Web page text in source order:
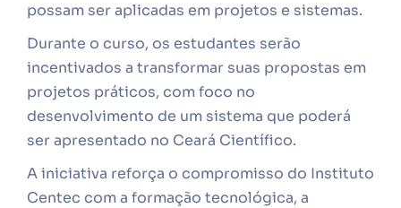
possam ser aplicadas em projetos e sistemas.
Durante o curso, os estudantes serão
incentivados a transformar suas propostas em
projetos práticos, com foco no
desenvolvimento de um sistema que poderá
ser apresentado no Ceará Científico.
A iniciativa reforça o compromisso do Instituto
Centec com a formação tecnológica, a